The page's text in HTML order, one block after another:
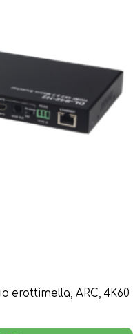
erottimella, ARC, 4K60